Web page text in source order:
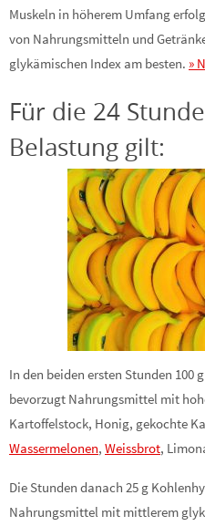
Muskeln in höherem Umfang
von Nahrungsmitteln und
glykämischen Index am besten. »
Für die 24
Belastung gilt:
In den beiden ersten Stunden 100
bevorzugt Nahrungsmittel mit
Kartoffelstock, Honig, gekochte
Wassermelonen, Weissbrot,
Die Stunden danach 25 g
Nahrungsmittel mit mittlerem